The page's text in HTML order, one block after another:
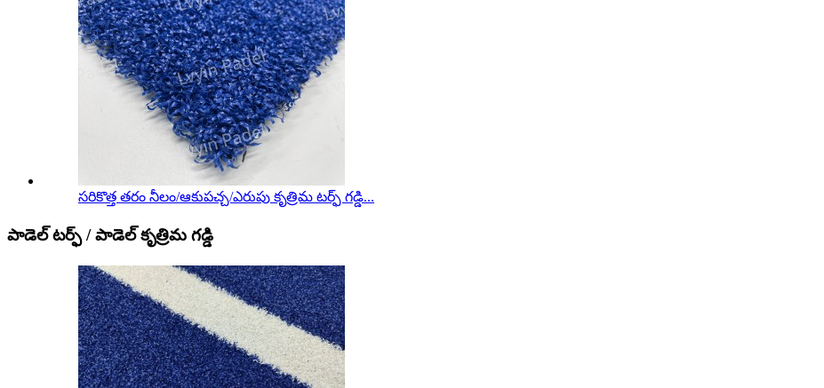
సరికొత్త తరం నీలం/ఆకుపచ్చ/ఎరుపు కృత్రిమ టర్ఫ్ గడ్డి...
పాడెల్ టర్ఫ్ / పాడెల్ కృత్రిమ గడ్డి